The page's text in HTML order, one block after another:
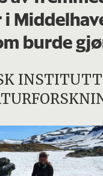
burde
INSTITUTT